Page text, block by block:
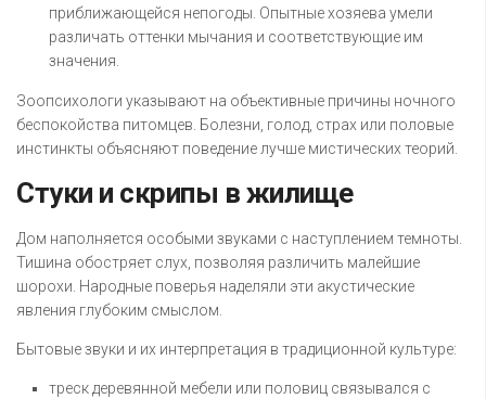
приближающейся непогоды. Опытные хозяева умели
различать оттенки мычания и соответствующие им
значения.
Зоопсихологи указывают на объективные причины ночного
беспокойства питомцев. Болезни, голод, страх или половые
инстинкты объясняют поведение лучше мистических теорий.
Стуки и скрипы в жилище
Дом наполняется особыми звуками с наступлением темноты.
Тишина обостряет слух, позволяя различить малейшие
шорохи. Народные поверья наделяли эти акустические
явления глубоким смыслом.
Бытовые звуки и их интерпретация в традиционной культуре:
треск деревянной мебели или половиц связывался с